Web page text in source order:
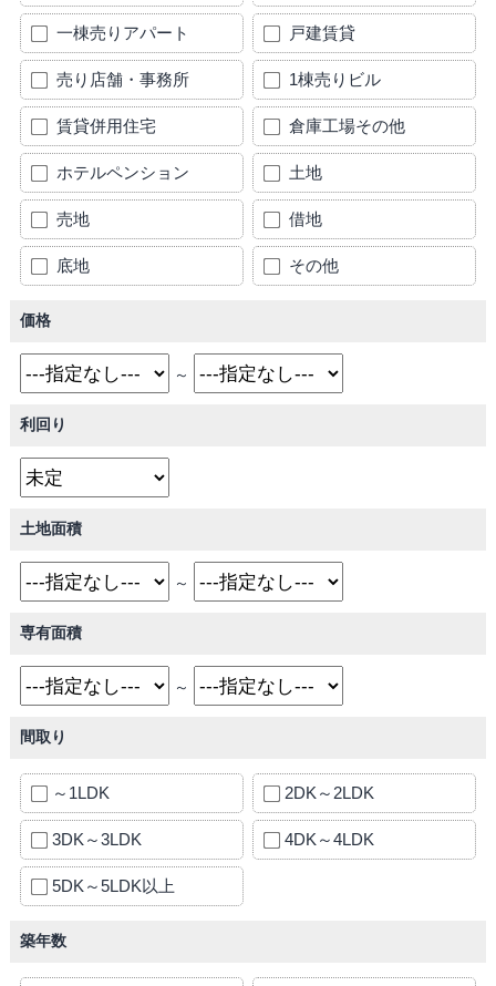
一棟売りアパート 戸建賃貸
売り店舗・事務所 1棟売りビル
賃貸併用住宅 倉庫工場その他
ホテルペンション 土地
売地 借地
底地 その他
価格
～
利回り
土地面積
～
専有面積
～
間取り
～1LDK 2DK～2LDK
3DK～3LDK 4DK～4LDK
5DK～5LDK以上
築年数